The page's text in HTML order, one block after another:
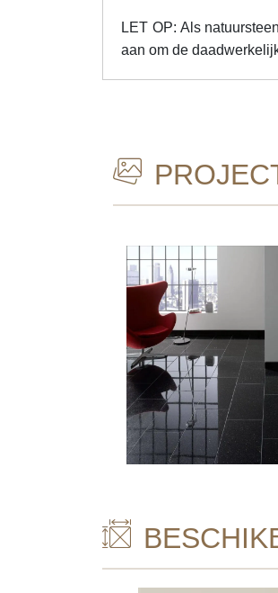
LET OP: Als
aan om de